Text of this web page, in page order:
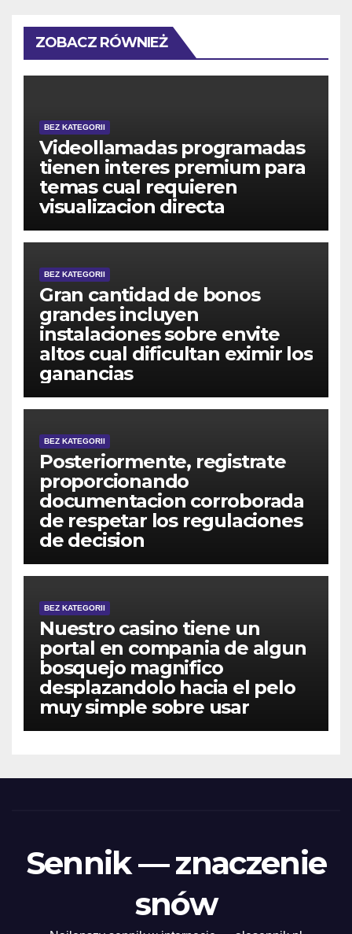
ZOBACZ RÓWNIEŻ
BEZ KATEGORII
Videollamadas programadas
tienen interes premium para
temas cual requieren
visualizacion directa
BEZ KATEGORII
Gran cantidad de bonos
grandes incluyen
instalaciones sobre envite
altos cual dificultan eximir los
ganancias
BEZ KATEGORII
Posteriormente, registrate
proporcionando
documentacion corroborada
de respetar los regulaciones
de decision
BEZ KATEGORII
Nuestro casino tiene un
portal en compania de algun
bosquejo magnifico
desplazandolo hacia el pelo
muy simple sobre usar
Sennik — znaczenie
snów